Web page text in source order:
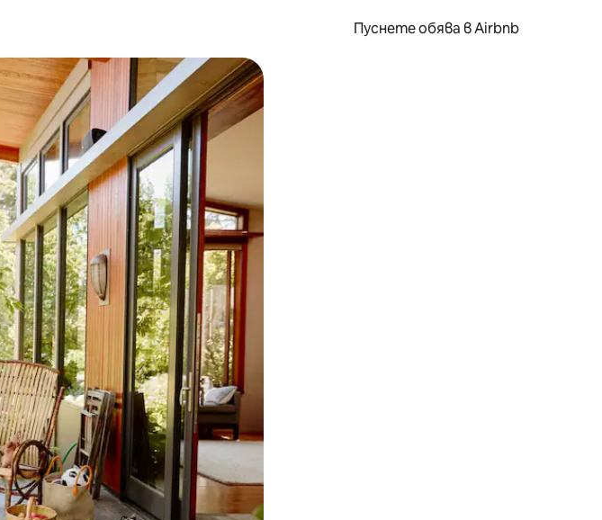
Пуснете обява в Airbnb
надолу или навигирайте с докосване или плъзгане.